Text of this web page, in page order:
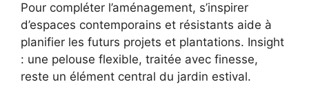
Pour compléter l’aménagement, s’inspirer
d’espaces contemporains et résistants aide à
planifier les futurs projets et plantations. Insight
: une pelouse flexible, traitée avec finesse,
reste un élément central du jardin estival.